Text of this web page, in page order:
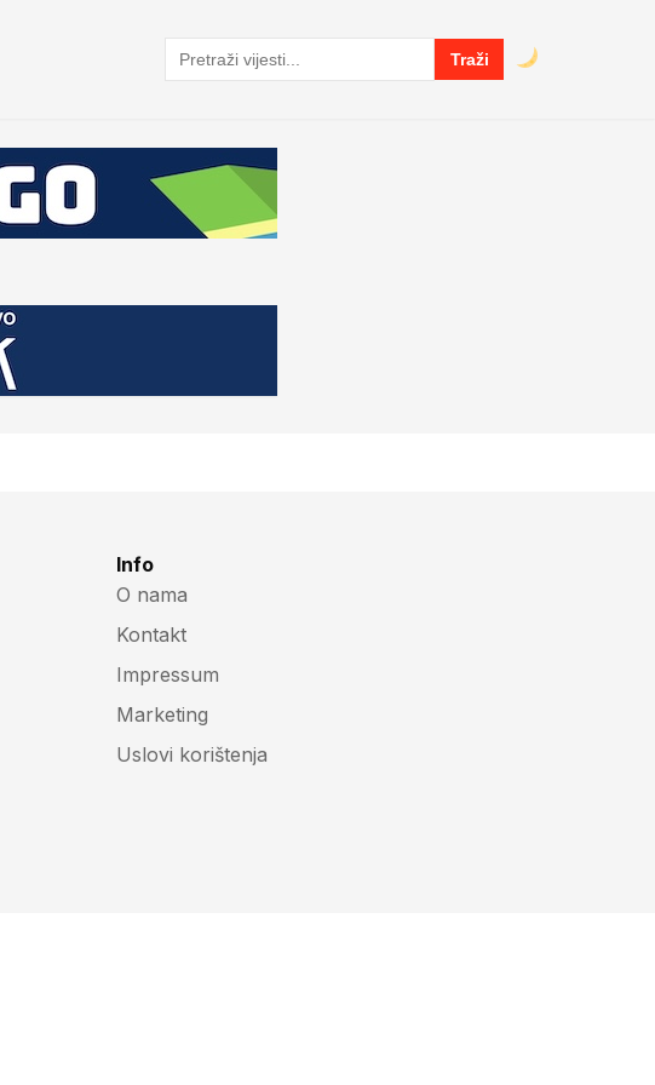
Pretraga
Traži
Info
O nama
Kontakt
Impressum
Marketing
Uslovi korištenja